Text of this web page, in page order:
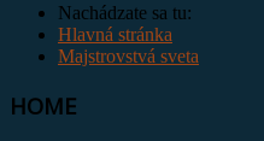
Nachádzate sa tu:
Hlavná stránka
Majstrovstvá sveta
HOME